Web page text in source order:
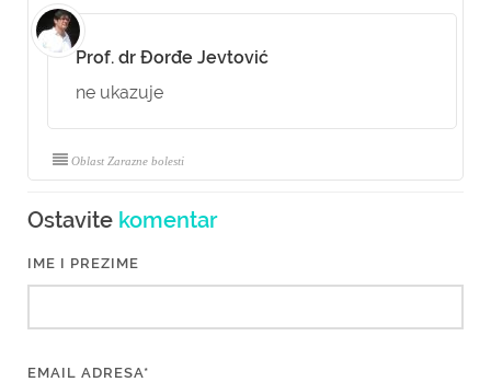
Prof. dr Đorđe Jevtović
ne ukazuje
Oblast Zarazne bolesti
Ostavite komentar
IME I PREZIME
EMAIL ADRESA*